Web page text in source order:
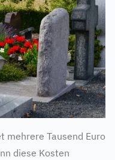
mehrere Tausend Euro
diese Kosten